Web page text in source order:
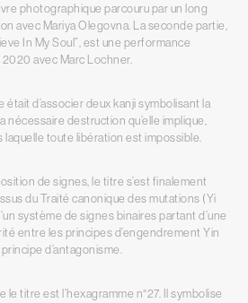
photographique parcouru par un long
avec Mariya Olegovna. La seconde partie,
In My Soul”, est une performance
avec Marc Lochner.
était d’associer deux kanji symbolisant la
nécessaire destruction qu’elle implique,
laquelle toute libération est impossible.
de signes, le titre s’est finalement
du Traité canonique des mutations (Yi
système de signes binaires partant d’une
entre les principes d’engendrement Yin
d’antagonisme.
le titre est l’hexagramme n°27. Il symbolise